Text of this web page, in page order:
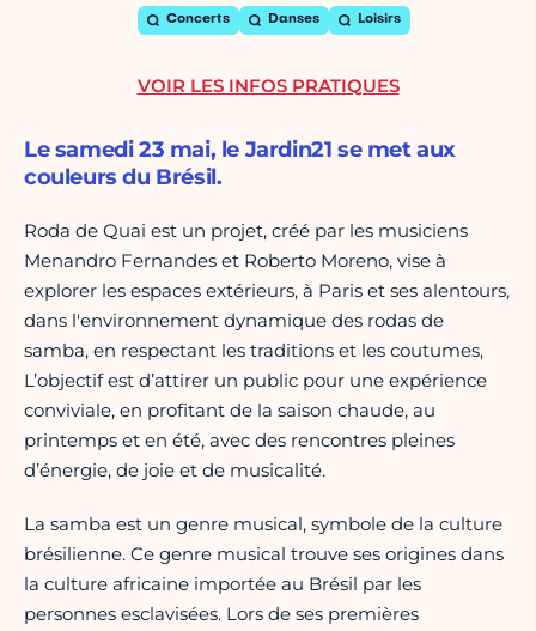
Concerts Danses Loisirs
Le samedi 23 mai, le Jardin21 se met aux
couleurs du Brésil.
Roda de Quai est un projet, créé par les musiciens
Menandro Fernandes et Roberto Moreno, vise à
explorer les espaces extérieurs, à Paris et ses alentours,
dans l'environnement dynamique des rodas de
samba, en respectant les traditions et les coutumes,
L’objectif est d’attirer un public pour une expérience
conviviale, en profitant de la saison chaude, au
printemps et en été, avec des rencontres pleines
d’énergie, de joie et de musicalité.
La samba est un genre musical, symbole de la culture
brésilienne. Ce genre musical trouve ses origines dans
la culture africaine importée au Brésil par les
personnes esclavisées. Lors de ses premières
VOIR LES INFOS PRATIQUES